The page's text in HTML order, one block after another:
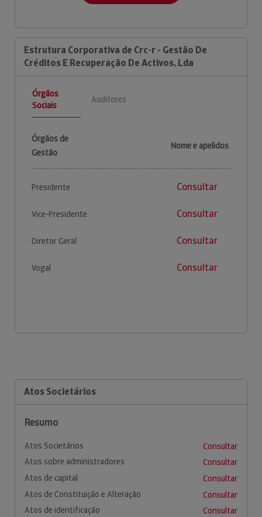
Estrutura Corporativa de Crc-r - Gestão De
Créditos E Recuperação De Activos, Lda
Órgãos
Sociais
Auditores
Órgãos de
Gestão
Nome e apelidos
Presidente Consultar
Vice-Presidente Consultar
Diretor Geral Consultar
Vogal Consultar
Atos Societários
Resumo
Atos Societários
Consultar
Atos sobre administradores
Consultar
Atos de capital
Consultar
Atos de Constituição e Alteração
Consultar
Atos de identificação
Consultar